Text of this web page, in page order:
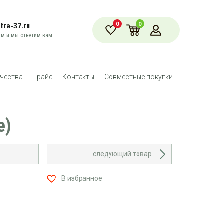
37.ru
и мы ответим вам.
0 0
Прайс Контакты Совместные покупки
следующий товар
В избранное